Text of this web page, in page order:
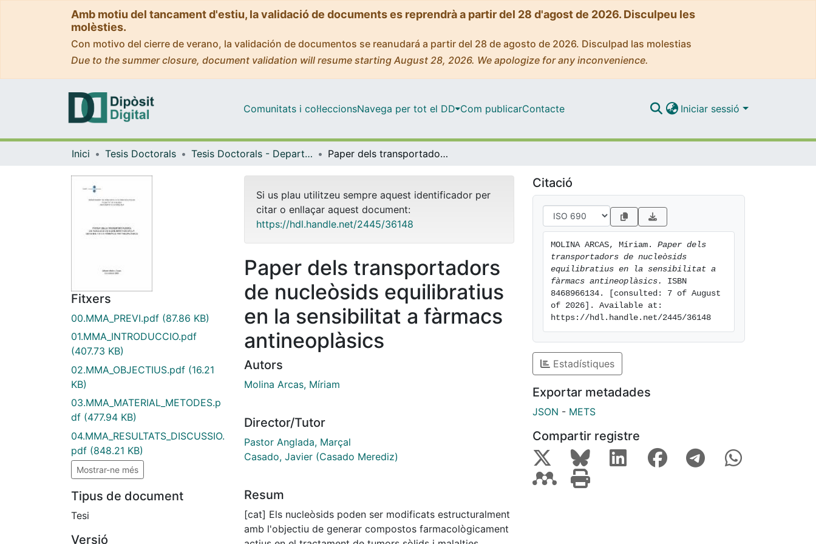
Amb motiu del tancament d'estiu, la validació de documents es reprendrà a partir del 28 d'agost de 2026. Disculpeu les
molèsties.
Con motivo del cierre de verano, la validación de documentos se reanudará a partir del 28 de agosto de 2026. Disculpad las molestias
Due to the summer closure, document validation will resume starting August 28, 2026. We apologize for any inconvenience.
Comunitats i col·leccionsNavega per tot el DD Com publicarContacte Iniciar sessió
Inici Tesis Doctorals Tesis Doctorals - Departament - Bioquímica i Biologia Molecular (Biologia) Paper dels transportadors de nucleòsids equilibratius en la sensibilitat a fàrmacs antineoplàsics
Fitxers
00.MMA_PREVI.pdf (87.86 KB)
01.MMA_INTRODUCCIO.pdf
(407.73 KB)
02.MMA_OBJECTIUS.pdf (16.21
KB)
03.MMA_MATERIAL_METODES.p
df (477.94 KB)
04.MMA_RESULTATS_DISCUSSIO.
pdf (848.21 KB)
Mostrar-ne més
Tipus de document
Tesi
Versió
Si us plau utilitzeu sempre aquest identificador per
citar o enllaçar aquest document:
https://hdl.handle.net/2445/36148
Paper dels transportadors
de nucleòsids equilibratius
en la sensibilitat a fàrmacs
antineoplàsics
Autors
Molina Arcas, Míriam
Director/Tutor
Pastor Anglada, Marçal
Casado, Javier (Casado Merediz)
Resum
[cat] Els nucleòsids poden ser modificats estructuralment
amb l'objectiu de generar compostos farmacològicament
Citació
MOLINA ARCAS, Míriam. Paper dels
transportadors de nucleòsids
equilibratius en la sensibilitat a
fàrmacs antineoplàsics.
ISBN
8468966134. [consulted: 7 of August
of 2026]. Available at:
https://hdl.handle.net/2445/36148
Estadístiques
Exportar metadades
JSON - METS
Compartir registre